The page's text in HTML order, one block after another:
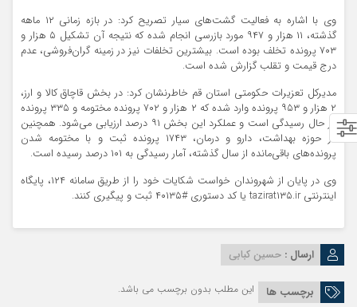
وی با اشاره به فعالیت گشت‌های سیار تصریح کرد: در بازه زمانی ۱۲ ماهه
گذشته، ۱۱ هزار و ۹۴۷ مورد بازرسی انجام شده که نتیجه آن تشکیل ۵ هزار و
۷۰۳ پرونده تخلف بوده است. بیشترین تخلفات نیز در زمینه گران‌فروشی، عدم
درج قیمت و تقلب گزارش شده است.
مدیرکل تعزیرات حکومتی استان قم خاطرنشان کرد: در بخش قاچاق کالا و ارز،
۲ هزار و ۹۵۳ پرونده وارد شده که ۲ هزار و ۷۰۲ پرونده مختومه و ۳۳۵ پرونده
در حال رسیدگی است و عملکرد این بخش ۹۱ درصد ارزیابی می‌شود. همچنین
در حوزه بهداشت، دارو و درمان، ۱۷۴۳ پرونده ثبت و با مختومه شدن
پرونده‌های باقی‌مانده از سال گذشته، آمار رسیدگی به ۱۰۱ درصد رسیده است.
وی در پایان از شهروندان خواست شکایات خود را از طریق سامانه ۱۲۴، پایگاه
اینترنتی tazirat۱۳۵.ir یا کد دستوری #۴۰۱۳۵ ثبت و پیگیری کنند.
ارسال : حسین کبابی
برچسب ها این مطلب بدون برچسب می باشد.